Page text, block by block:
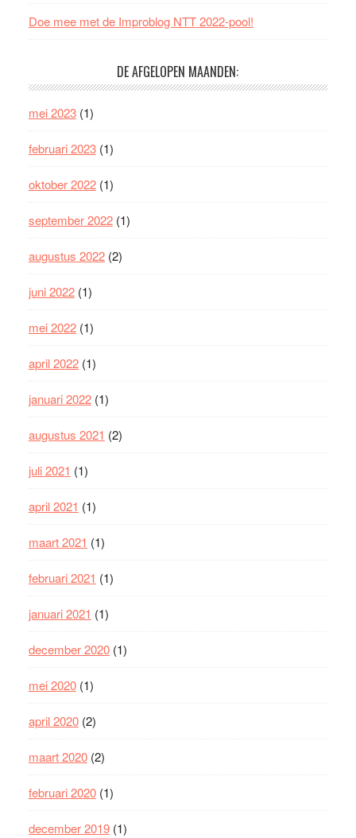
Doe mee met de Improblog NTT 2022-pool!
DE AFGELOPEN MAANDEN:
mei 2023(1)
februari 2023(1)
oktober 2022(1)
september 2022(1)
augustus 2022(2)
juni 2022(1)
mei 2022(1)
april 2022(1)
januari 2022(1)
augustus 2021 (2)
juli 2021 (1)
april 2021 (1)
maart 2021 (1)
februari 2021 (1)
januari 2021 (1)
december 2020(1)
mei 2020(1)
april 2020(2)
maart 2020(2)
februari 2020(1)
december 2019(1)